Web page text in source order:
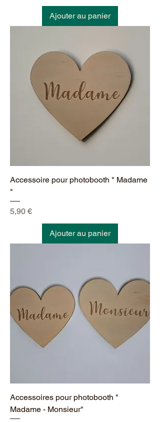
Ajouter au panier
Accessoire pour photobooth " Madame
"
Prix
5,90 €
Ajouter au panier
Accessoires pour photobooth "
Madame - Monsieur"